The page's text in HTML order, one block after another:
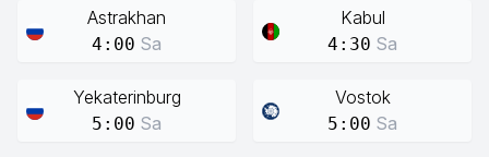
Astrakhan
4:00 Sa
Kabul
4:30 Sa
Yekaterinburg
5:00 Sa
Vostok
5:00 Sa